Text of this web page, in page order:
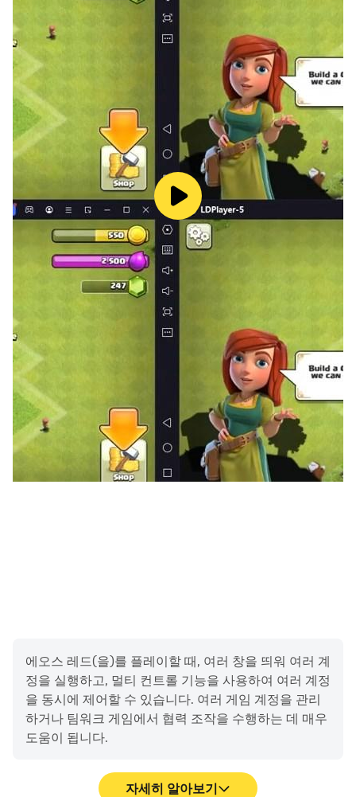
합한 기능입니다.
전문가 수준의 키보드 키매핑이 PC에서 조작이 어려운 플
레이 방법을 더 쉽게 만들어 드립니다.
4. 반복 작업을 요하는 상황이 발생해도 매크로 기능만 있으
면 걱정이 없습니다.
매크로 기능으로 움직임을 녹화해 실행 하세요.
5. 프레임을 조절 기능이 체감 화질을 개선해 드립니다
더욱 쾌적한 플레이 환경을 선사해 드립니다.
에오스 레드(을)를 플레이할 때, 여러 창을 띄워 여러 계
정을 실행하고, 멀티 컨트롤 기능을 사용하여 여러 계정
을 동시에 제어할 수 있습니다. 여러 게임 계정을 관리
하거나 팀워크 게임에서 협력 조작을 수행하는 데 매우
도움이 됩니다.
자세히 알아보기